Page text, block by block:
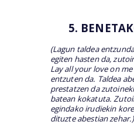
5.
(Lagun taldea
egiten hasten da,
Lay all your love on me
entzuten da. Taldea
prestatzen da
batean kokatuta.
egindako irudiekin
dituzte abestian zehar.)